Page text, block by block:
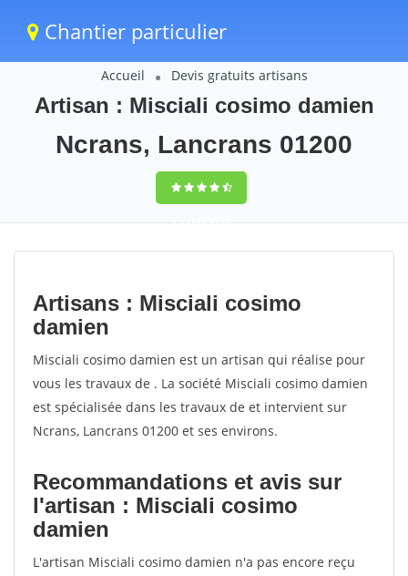
Chantier particulier
Accueil Devis gratuits artisans
Artisan : Misciali cosimo damien
Ncrans, Lancrans 01200
9,5(100%)75
votes
Artisans : Misciali cosimo
damien
Misciali cosimo damien est un artisan qui réalise pour
vous les travaux de . La société Misciali cosimo damien
est spécialisée dans les travaux de et intervient sur
Ncrans, Lancrans 01200 et ses environs.
Recommandations et avis sur
l'artisan : Misciali cosimo
damien
L'artisan Misciali cosimo damien n'a pas encore reçu